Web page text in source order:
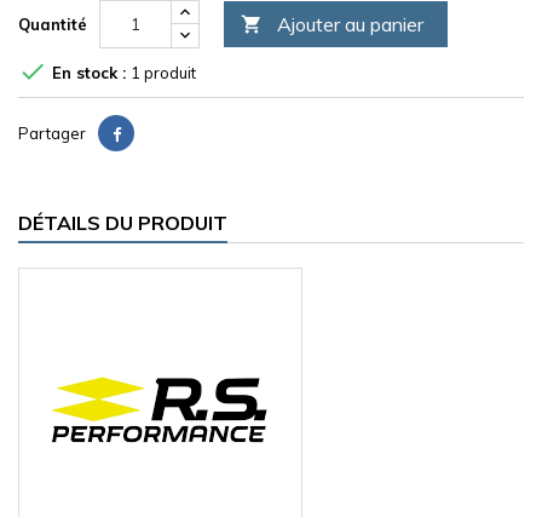
Quantité  Ajouter au panier
 En stock : 1 produit
Partager
DÉTAILS DU PRODUIT